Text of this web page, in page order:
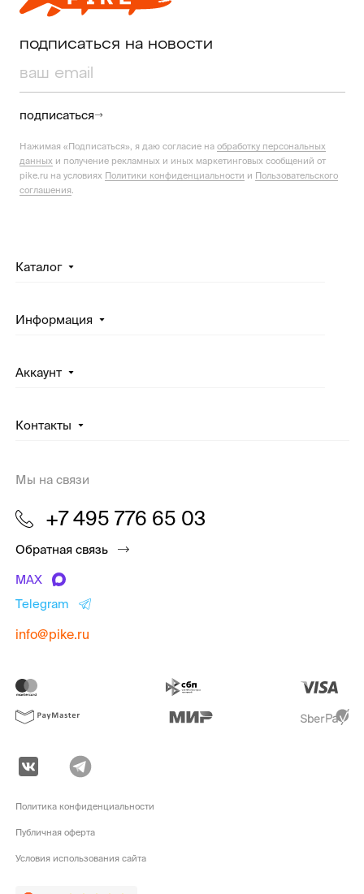
подписаться на новости
подписаться
Нажимая «Подписаться», я даю согласие на обработку персональных
данных и получение рекламных и иных маркетинговых сообщений от
pike.ru на условиях Политики конфиденциальности и Пользовательского
соглашения
Каталог
Информация
Аккаунт
Контакты
Мы на связи
+7 495 776 65 03
Обратная связь
MAX
Telegram
info@pike.ru
Политика конфиденциальности
Публичная оферта
Условия использования сайта